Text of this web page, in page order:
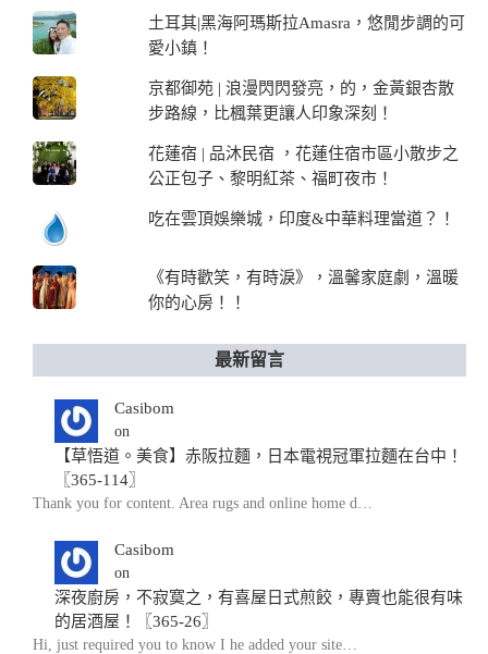
土耳其|黑海阿瑪斯拉Amasra，悠閒步調的可
愛小鎮！
京都御苑 | 浪漫閃閃發亮，的，金黃銀杏散
步路線，比楓葉更讓人印象深刻！
花蓮宿 | 品沐民宿 ，花蓮住宿市區小散步之
公正包子、黎明紅茶、福町夜市！
吃在雲頂娛樂城，印度&中華料理當道？！
《有時歡笑，有時淚》，溫馨家庭劇，溫暖
你的心房！！
最新留言
Casibom
on
【草悟道。美食】赤阪拉麵，日本電視冠軍拉麵在台中！
〖365-114〗
Thank you for content. Area rugs and online home d…
Casibom
on
深夜廚房，不寂寞之，有喜屋日式煎餃，專賣也能很有味
的居酒屋！〖365-26〗
Hi, just required you to know I he added your site…